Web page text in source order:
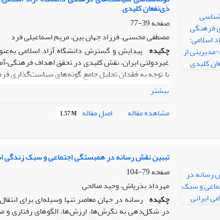
با وجود همه تلاش‌ها، در اجرای صحیح و پایدار آن
سه شاخص کلیدی رشد اقتصادی، تورم و ضریب جینی،
چالش‌های جدی مواجه بوده است؛ به گونه‌ای که نه‌تنها
محقق نشده، بلکه پیامدهایی همچون افزایش شکاف
نیز در جامعه ایران به‌وجود آمده است.
ذی‌نفعان کلیدی
صفحه39-77
مصطفی محسنی، فرزاد جهان بین، مریم اسماعیلی فرد
چکیده پیدایش و گسترش دانشگاه آزاد اسلامی
غیردولتی ایران، نقش کلیدی در تحقق اهداف
با توجه به فقدان تحلیل جامع گونه‌های سیاست‌گذاری
با رویکرد تاریخی‑مدیریتی و روش نظریه
سیاست‌های فرهنگی در طول دوره‌های مدیریتی مختلف
فرهنگی، نمایندگان مقام معظم رهبری و مدیران
تربیتی‑تمدنی (دوره دکتر محمدمهدی طهرانچی). هر
ایدئولوژیک، فشارهای اقتصادی، بحران‌های ساختاری)،
بیشتر
مشاهده مقاله
اصل مقاله 1.57 M
تببین نقش رسانه در همبستگی اجتماعی و سبک زندگی
صفحه79-104
مهرداد بذرپاش، وحید صالحی
چکیده رسانه در جهان معاصر تنها وسیله‌ای برای
در شکل‌دهی به نگرش‌ها، ارزش‌ها، الگوهای رفتاری و